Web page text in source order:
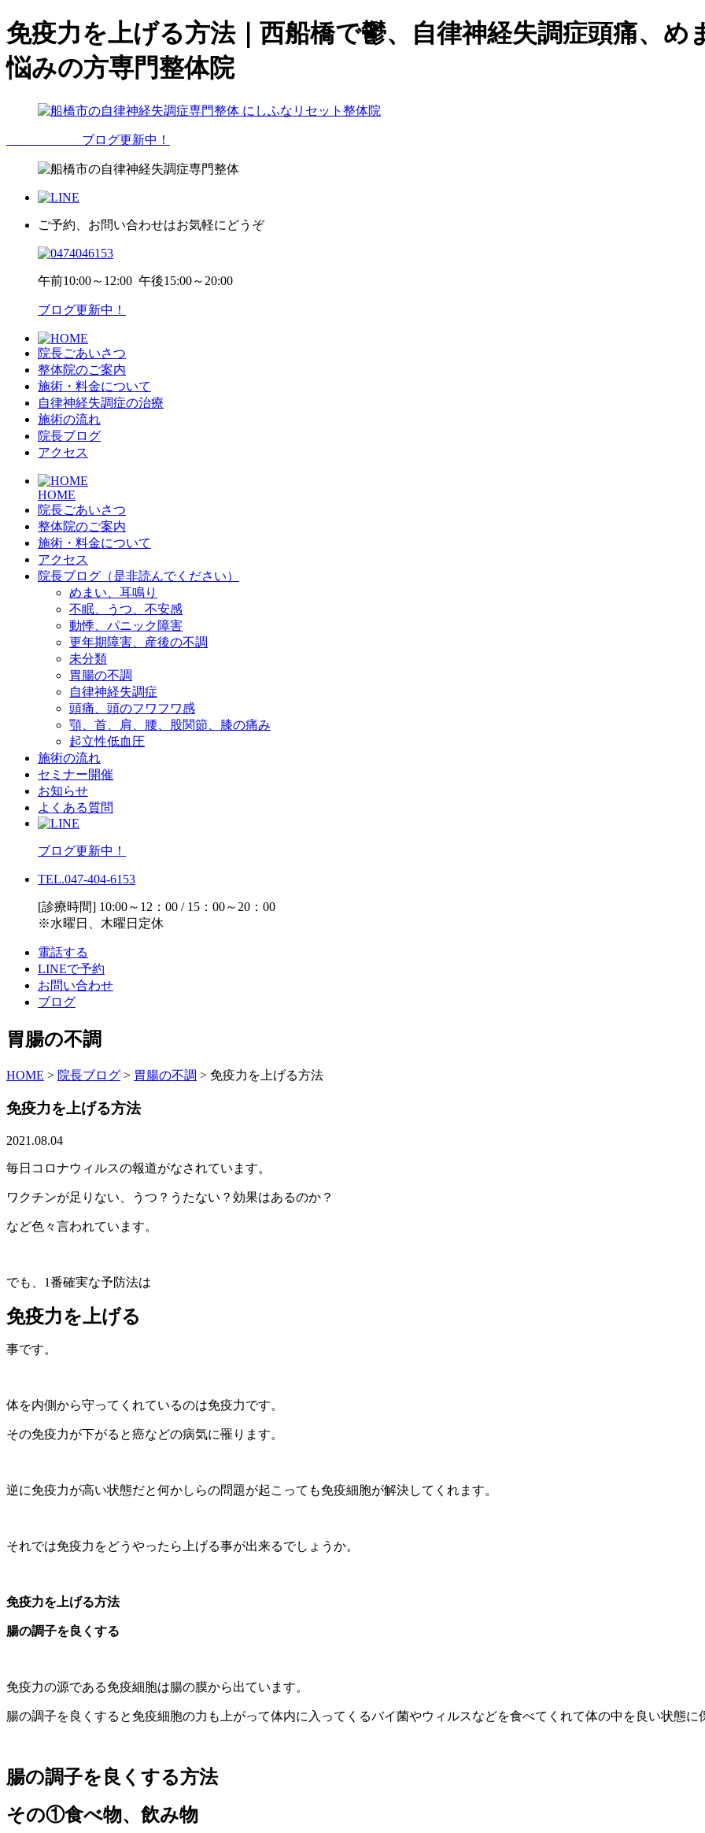
免疫力を上げる方法｜西船橋で鬱、自律神経失調症頭痛、
悩みの方専門整体院
ブログ更新中！
ご予約、お問い合わせはお気軽にどうぞ
午前10:00～12:00 午後15:00～20:00
ブログ更新中！
院長ごあいさつ
整体院のご案内
施術・料金について
自律神経失調症の治療
施術の流れ
院長ブログ
アクセス
HOME
院長ごあいさつ
整体院のご案内
施術・料金について
アクセス
院長ブログ（是非読んでください）
めまい、耳鳴り
不眠、うつ、不安感
動悸、パニック障害
更年期障害、産後の不調
未分類
胃腸の不調
自律神経失調症
頭痛、頭のフワフワ感
顎、首、肩、腰、股関節、膝の痛み
起立性低血圧
施術の流れ
セミナー開催
お知らせ
よくある質問
ブログ更新中！
TEL.047-404-6153
[診療時間] 10:00～12：00 / 15：00～20：00
※水曜日、木曜日定休
電話する
LINEで予約
お問い合わせ
ブログ
胃腸の不調
HOME > 院長ブログ > 胃腸の不調 > 免疫力を上げる方法
免疫力を上げる方法
2021.08.04
毎日コロナウィルスの報道がなされています。
ワクチンが足りない、うつ？うたない？効果はあるのか？
など色々言われています。
でも、1番確実な予防法は
免疫力を上げる
事です。
体を内側から守ってくれているのは免疫力です。
その免疫力が下がると癌などの病気に罹ります。
逆に免疫力が高い状態だと何かしらの問題が起こっても免疫細胞が解決してくれます。
それでは免疫力をどうやったら上げる事が出来るでしょうか。
免疫力を上げる方法
腸の調子を良くする
免疫力の源である免疫細胞は腸の膜から出ています。
腸の調子を良くすると免疫細胞の力も上がって体内に入ってくるバイ菌やウィルスなどを食べてくれて体の中を良い状態に
腸の調子を良くする方法
その①食べ物、飲み物